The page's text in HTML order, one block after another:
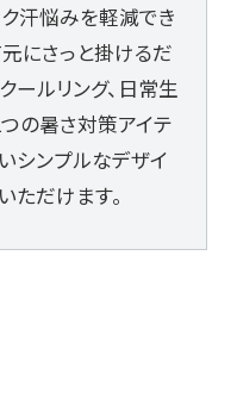
汗悩みを軽減でき
元にさっと掛けるだ
ールリング、日常生
の暑さ対策アイテ
シンプルなデザイ
ただけます。